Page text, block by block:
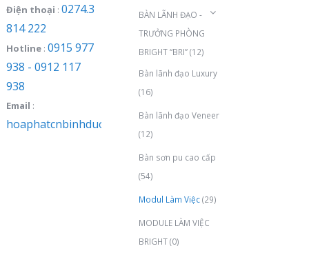
Điện thoại : 0274.3
814 222
Hotline: 0915 977
938 - 0912 117
938
Email :
hoaphatcnbinhduong@gmail.com
BÀN LÃNH ĐẠO -
TRƯỞNG PHÒNG
BRIGHT “BRI”(12)
Bàn lãnh đạo Luxury
(16)
Bàn lãnh đạo Veneer
(12)
Bàn sơn pu cao cấp
(54)
Modul Làm Việc(29)
MODULE LÀM VIỆC
BRIGHT(0)